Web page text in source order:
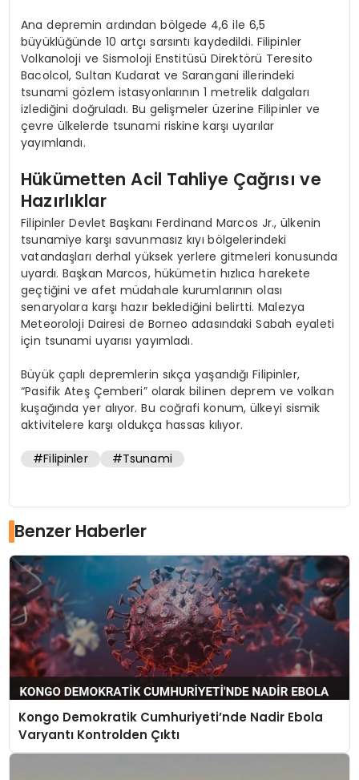
Ana depremin ardından bölgede 4,6 ile 6,5
büyüklüğünde 10 artçı sarsıntı kaydedildi. Filipinler
Volkanoloji ve Sismoloji Enstitüsü Direktörü Teresito
Bacolcol, Sultan Kudarat ve Sarangani illerindeki
tsunami gözlem istasyonlarının 1 metrelik dalgaları
izlediğini doğruladı. Bu gelişmeler üzerine Filipinler ve
çevre ülkelerde tsunami riskine karşı uyarılar
yayımlandı.
Hükümetten Acil Tahliye Çağrısı ve
Hazırlıklar
Filipinler Devlet Başkanı Ferdinand Marcos Jr., ülkenin
tsunamiye karşı savunmasız kıyı bölgelerindeki
vatandaşları derhal yüksek yerlere gitmeleri konusunda
uyardı. Başkan Marcos, hükümetin hızlıca harekete
geçtiğini ve afet müdahale kurumlarının olası
senaryolara karşı hazır beklediğini belirtti. Malezya
Meteoroloji Dairesi de Borneo adasındaki Sabah eyaleti
için tsunami uyarısı yayımladı.
Büyük çaplı depremlerin sıkça yaşandığı Filipinler,
“Pasifik Ateş Çemberi” olarak bilinen deprem ve volkan
kuşağında yer alıyor. Bu coğrafi konum, ülkeyi sismik
aktivitelere karşı oldukça hassas kılıyor.
#Filipinler #Tsunami
Benzer Haberler
Kongo Demokratik Cumhuriyeti’nde Nadir Ebola
Varyantı Kontrolden Çıktı